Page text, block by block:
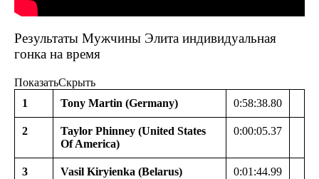
Результаты Мужчины Элита индивидуальная
гонка на время
ПоказатьСкрыть
1
Tony Martin (Germany) 0:58:38.80
2
Taylor Phinney (United States
Of America)
0:00:05.37
3 Vasil Kiryienka (Belarus) 0:01:44.99